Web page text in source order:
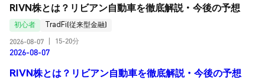
RIVN株とは？リビアン自動車を徹底解説・今後の予想
初心者
TradFi(従来型金融)
2026-08-07
15-20分
2026-08-07
RIVN株とは？リビアン自動車を徹底解説・今後の予想